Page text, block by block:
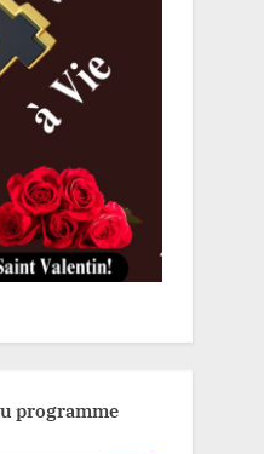
programme